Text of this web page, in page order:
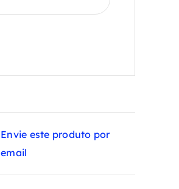
Envie este produto por
email